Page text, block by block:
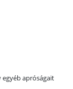
apróságait